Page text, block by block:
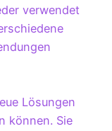
verwendet
Lösungen
können. Sie